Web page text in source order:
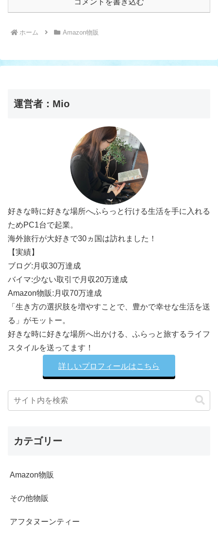
コメントを書き込む
ホーム Amazon物販
運営者：Mio
好きな時に好きな場所へふらっと行ける生活を手に入れる
ためPC1台で起業。
海外旅行が大好きで30ヵ国は訪れました！
【実績】
ブログ:月収30万達成
バイマ:少ない取引で月収20万達成
Amazon物販:月収70万達成
「生き方の選択肢を増やすことで、豊かで幸せな生活を送
る」がモットー。
好きな時に好きな場所へ出かける、ふらっと旅するライフ
スタイルを送ってます！
詳しいプロフィールはこちら
カテゴリー
Amazon物販
その他物販
アフタヌーンティー